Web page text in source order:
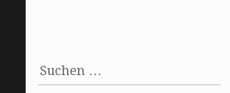
nach: